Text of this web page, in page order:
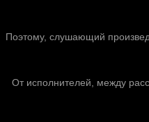
Поэтому, слушающий
От исполнителей, между